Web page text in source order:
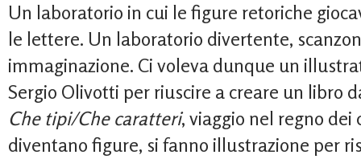
Un laboratorio in cui le figure retoriche
le lettere. Un laboratorio divertente,
immaginazione. Ci voleva dunque un
Sergio Olivotti per riuscire a creare un libro
Che tipi/Che caratteri, viaggio nel regno
diventano figure, si fanno illustrazione per